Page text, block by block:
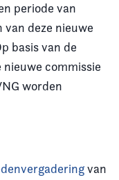
periode van
deze nieuwe
basis van de
commissie
worden
van